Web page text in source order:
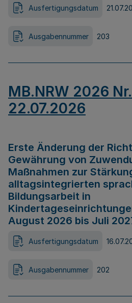
Ausfertigungsdatum
Ausgabennummer 203
MB.NRW 2026
22.07.2026
Erste Änderung der
Gewährung von
Maßnahmen zur
alltagsintegrierten
Bildungsarbeit in
August 2026 bis Juli
Ausfertigungsdatum
Ausgabennummer 202